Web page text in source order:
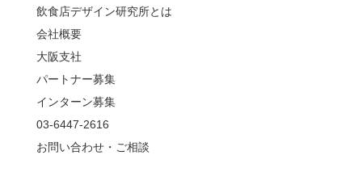
な店舗デザイン
飲食店デザイン研究所とは
会社概要
大阪支社
パートナー募集
インターン募集
03-6447-2616
お問い合わせ・ご相談